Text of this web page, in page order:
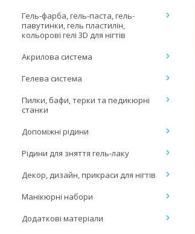
Гель-фарба, гель-паста, гель-
павутинки, гель пластилін,
кольорові гелі 3D для нігтів
Акрилова система
Гелева система
Пилки, бафи, терки та педикюрні
станки
Допоміжні рідини
Рідини для зняття гель-лаку
Декор, дизайн, прикраси для нігтів
Манікюрні набори
Додаткові матеріали